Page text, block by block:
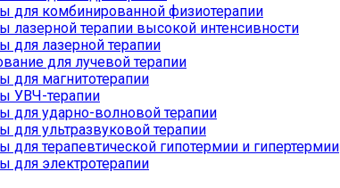
для комбинированной физиотерапии
лазерной терапии высокой интенсивности
для лазерной терапии
для лучевой терапии
для магнитотерапии
УВЧ-терапии
для ударно-волновой терапии
для ультразвуковой терапии
для терапевтической гипотермии и гипертермии
для электротерапии